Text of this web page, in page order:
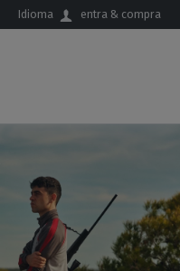
Idioma entra & compra